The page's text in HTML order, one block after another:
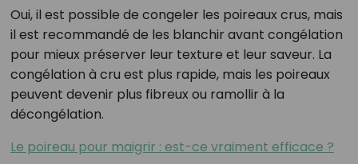
Oui, il est possible de congeler les poireaux crus, mais
il est recommandé de les blanchir avant congélation
pour mieux préserver leur texture et leur saveur. La
congélation à cru est plus rapide, mais les poireaux
peuvent devenir plus fibreux ou ramollir à la
décongélation.
Le poireau pour maigrir : est-ce vraiment efficace ?